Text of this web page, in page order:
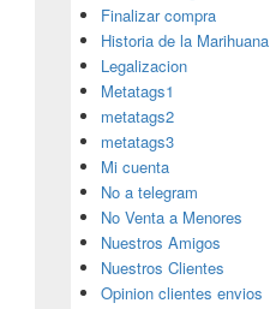
Finalizar compra
Historia de la Marihuana
Legalizacion
Metatags1
metatags2
metatags3
Mi cuenta
No a telegram
No Venta a Menores
Nuestros Amigos
Nuestros Clientes
Opinion clientes envios